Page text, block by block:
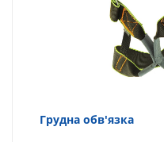
Грудна обв'язка